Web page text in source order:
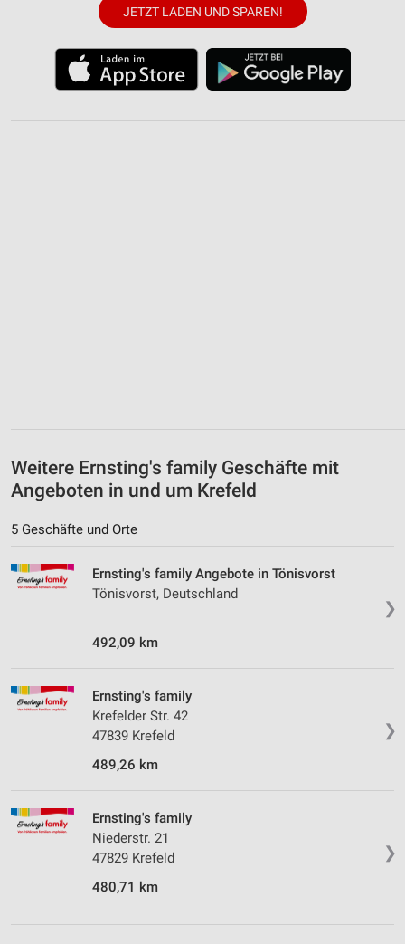
JETZT LADEN UND SPAREN!
Weitere Ernsting's family Geschäfte mit
Angeboten in und um Krefeld
5 Geschäfte und Orte
❯
Ernsting's family Angebote in Tönisvorst
Tönisvorst, Deutschland
492,09 km
❯
Ernsting's family
Krefelder Str. 42
47839 Krefeld
489,26 km
❯
Ernsting's family
Niederstr. 21
47829 Krefeld
480,71 km